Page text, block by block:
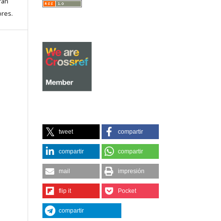
tweet compartir
compartir compartir
mail impresión
flip it Pocket
compartir